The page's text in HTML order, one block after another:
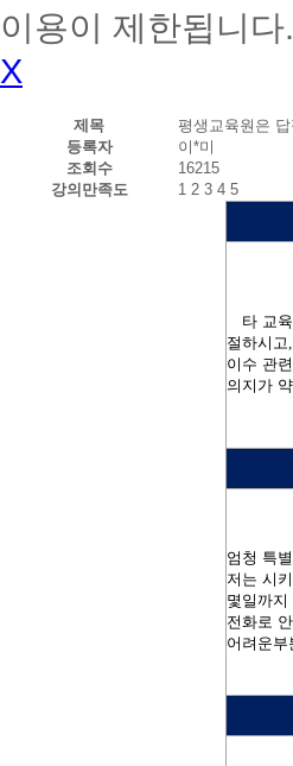
이용이 제한됩니다.
X
제목
평생교육원은
등록자
이*미
조회수
16215
강의만족도
1 2 3 4 5
타 교
절하시고
이수 관
의지가
엄청 특
저는 시
몇일까지
전화로
어려운